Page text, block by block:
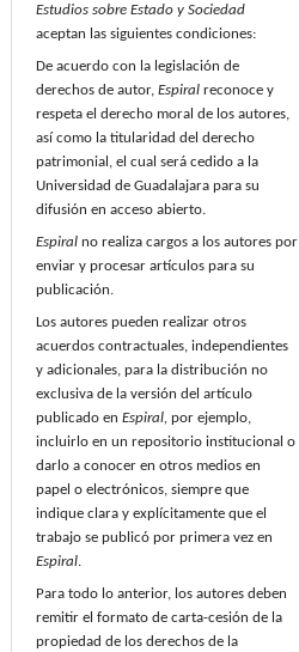
Estudios sobre Estado y Sociedad
aceptan las siguientes condiciones:
De acuerdo con la legislación de
derechos de autor, Espiral reconoce y
respeta el derecho moral de los autores,
así como la titularidad del derecho
patrimonial, el cual será cedido a la
Universidad de Guadalajara para su
difusión en acceso abierto.
Espiral no realiza cargos a los autores por
enviar y procesar artículos para su
publicación.
Los autores pueden realizar otros
acuerdos contractuales, independientes
y adicionales, para la distribución no
exclusiva de la versión del artículo
publicado en Espiral, por ejemplo,
incluirlo en un repositorio institucional o
darlo a conocer en otros medios en
papel o electrónicos, siempre que
indique clara y explícitamente que el
trabajo se publicó por primera vez en
Espiral.
Para todo lo anterior, los autores deben
remitir el formato de carta-cesión de la
propiedad de los derechos de la